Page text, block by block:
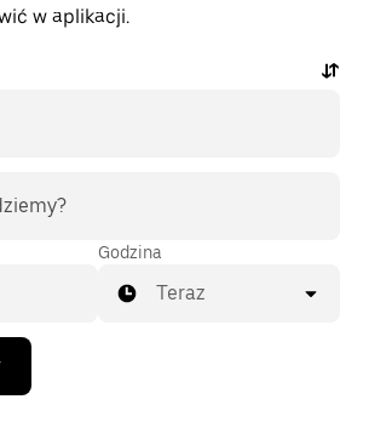
w aplikacji.
Godzina
Teraz